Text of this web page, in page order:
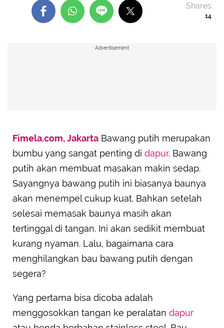
14
Shares
Advertisement
Fimela.com, Jakarta Bawang putih merupakan
bumbu yang sangat penting di dapur. Bawang
putih akan membuat masakan makin sedap.
Sayangnya bawang putih ini biasanya baunya
akan menempel cukup kuat. Bahkan setelah
selesai memasak baunya masih akan
tertinggal di tangan. Ini akan sedikit membuat
kurang nyaman. Lalu, bagaimana cara
menghilangkan bau bawang putih dengan
segera?
Yang pertama bisa dicoba adalah
menggosokkan tangan ke peralatan dapur